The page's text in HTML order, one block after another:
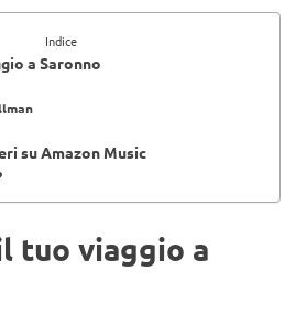
Indice
a Saronno
su Amazon Music
tuo viaggio a